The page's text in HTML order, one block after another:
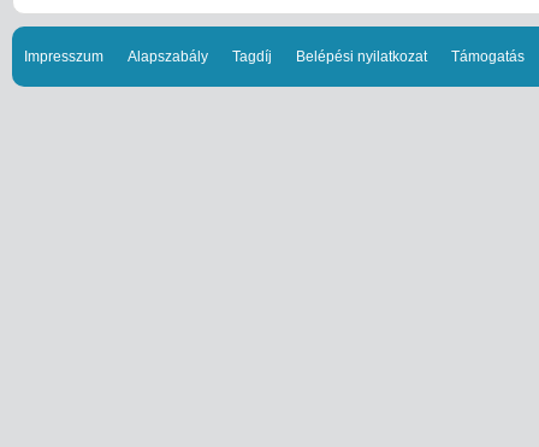
Impresszum Alapszabály Tagdíj Belépési nyilatkozat Támogatás